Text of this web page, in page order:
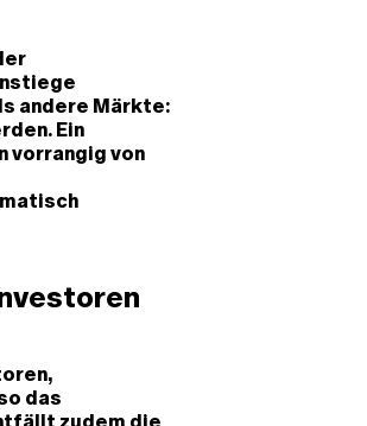
andere Märkte:
Ein
vorrangig von
das